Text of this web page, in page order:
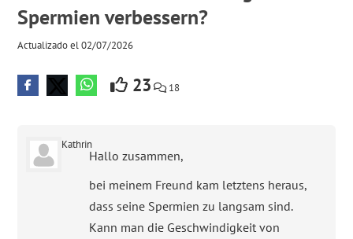
Spermien verbessern?
Actualizado el 02/07/2026
23 18
Kathrin
Hallo zusammen,
bei meinem Freund kam letztens heraus,
dass seine Spermien zu langsam sind.
Kann man die Geschwindigkeit von